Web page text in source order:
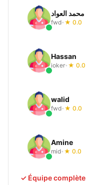
محمد العواد
fwd• ★ 0.0
Hassan
joker• ★ 0.0
walid
fwd• ★ 0.0
Amine
mid• ★ 0.0
✓ Équipe complète